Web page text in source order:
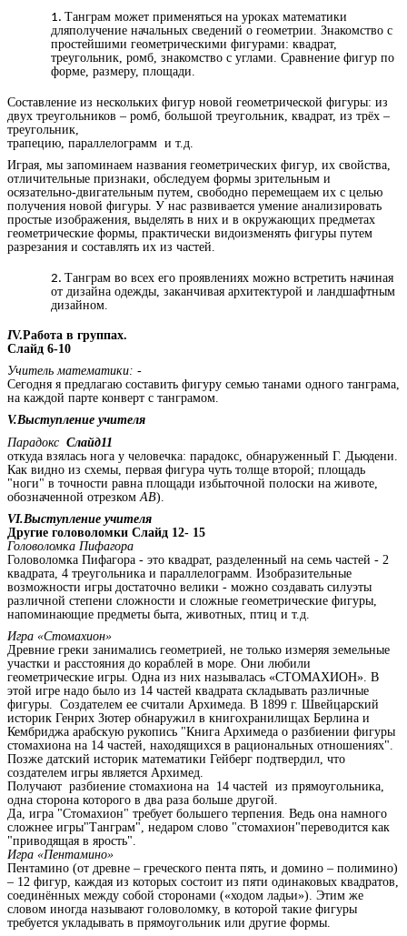
Танграм может применяться на уроках математики
дляполучение начальных сведений о геометрии. Знакомство с
простейшими геометрическими фигурами: квадрат,
треугольник, ромб, знакомство с углами. Сравнение фигур по
форме, размеру, площади.
Составление из нескольких фигур новой геометрической фигуры: из
двух треугольников – ромб, большой треугольник, квадрат, из трёх –
треугольник,
трапецию, параллелограмм и т.д.
Играя, мы запоминаем названия геометрических фигур, их свойства,
отличительные признаки, обследуем формы зрительным и
осязательно-двигательным путем, свободно перемещаем их с целью
получения новой фигуры. У нас развивается умение анализировать
простые изображения, выделять в них и в окружающих предметах
геометрические формы, практически видоизменять фигуры путем
разрезания и составлять их из частей.
Танграм во всех его проявлениях можно встретить начиная
от дизайна одежды, заканчивая архитектурой и ландшафтным
дизайном.
IV.Работа в группах.
Слайд 6-10
Учитель математики: -
Сегодня я предлагаю составить фигуру семью танами одного танграма,
на каждой парте конверт с танграмом.
V.Выступление учителя
Парадокс Слайд11
откуда взялась нога у человечка: парадокс, обнаруженный Г. Дьюдени.
Как видно из схемы, первая фигура чуть толще второй; площадь
"ноги" в точности равна площади избыточной полоски на животе,
обозначенной отрезком АВ).
VI.Выступление учителя
Другие головоломки Слайд 12- 15
Головоломка Пифагора
Головоломка Пифагора - это квадрат, разделенный на семь частей - 2
квадрата, 4 треугольника и параллелограмм. Изобразительные
возможности игры достаточно велики - можно создавать силуэты
различной степени сложности и сложные геометрические фигуры,
напоминающие предметы быта, животных, птиц и т.д.
Игра «Стомахион»
Древние греки занимались геометрией, не только измеряя земельные
участки и расстояния до кораблей в море. Они любили
геометрические игры. Одна из них называлась «СТОМАХИОН». В
этой игре надо было из 14 частей квадрата складывать различные
фигуры. Создателем ее считали Архимеда. В 1899 г. Швейцарский
историк Генрих Зютер обнаружил в книгохранилищах Берлина и
Кембриджа арабскую рукопись "Книга Архимеда о разбиении фигуры
стомахиона на 14 частей, находящихся в рациональных отношениях".
Позже датский историк математики Гейберг подтвердил, что
создателем игры является Архимед.
Получают разбиение стомахиона на 14 частей из прямоугольника,
одна сторона которого в два раза больше другой.
Да, игра "Стомахион" требует большего терпения. Ведь она намного
сложнее игры"Танграм", недаром слово "стомахион"переводится как
"приводящая в ярость".
Игра «Пентамино»
Пентамино (от древне – греческого пeнта пять, и домино – полимино)
– 12 фигур, каждая из которых состоит из пяти одинаковых квадратов,
соединённых между собой сторонами («ходом ладьи»). Этим же
словом иногда называют головоломку, в которой такие фигуры
требуется укладывать в прямоугольник или другие формы.